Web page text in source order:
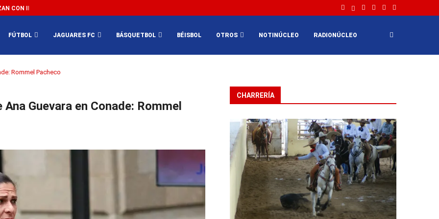
CON IMPEDIR EL MÉXICO VS SUDÁFRICA...
FÚTBOL JAGUARES FC BÁSQUETBOL BÉISBOL OTROS NOTINÚCLEO RADIONÚCLEO
Rommel Pacheco
Guevara en Conade: Rommel
CHARRERÍA